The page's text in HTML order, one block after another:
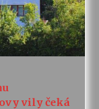
vily čeká